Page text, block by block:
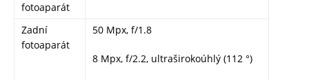
fotoaparát
Zadní
fotoaparát
50 Mpx, f/1.8
8 Mpx, f/2.2, ultraširokoúhlý (112 °)